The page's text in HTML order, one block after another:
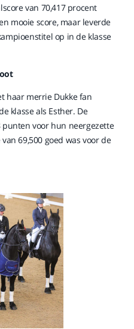
van 70,417 procent
mooie score, maar leverde
op in de klasse
haar merrie Dukke fan
klasse als Esther. De
voor hun neergezette
69,500 goed was voor de